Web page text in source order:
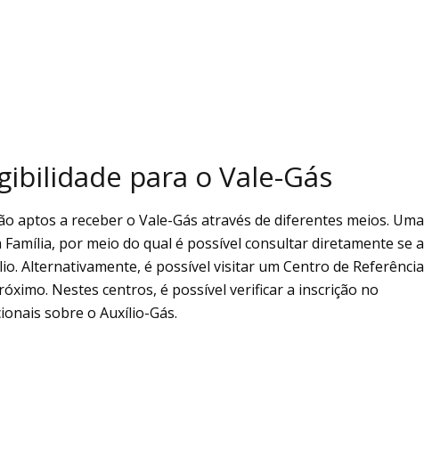
para o Vale-Gás
aptos a receber o Vale-Gás através de diferentes meios. Uma
por meio do qual é possível consultar diretamente se a
Alternativamente, é possível visitar um Centro de Referência
Nestes centros, é possível verificar a inscrição no
sobre o Auxílio-Gás.